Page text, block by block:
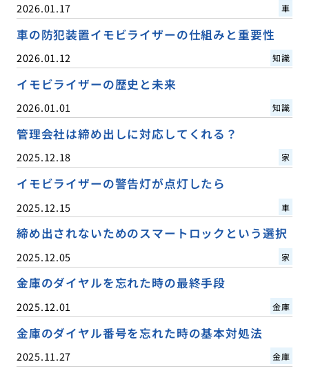
2026.01.17 車
車の防犯装置イモビライザーの仕組みと重要性
2026.01.12 知識
イモビライザーの歴史と未来
2026.01.01 知識
管理会社は締め出しに対応してくれる？
2025.12.18 家
イモビライザーの警告灯が点灯したら
2025.12.15 車
締め出されないためのスマートロックという選択
2025.12.05 家
金庫のダイヤルを忘れた時の最終手段
2025.12.01 金庫
金庫のダイヤル番号を忘れた時の基本対処法
2025.11.27 金庫